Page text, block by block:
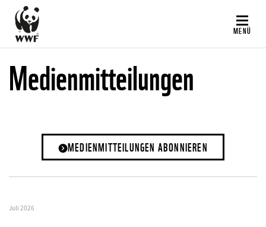
Direkt
zum
Inhalt
MENÜ
Medienmitteilungen
MEDIENMITTEILUNGEN ABONNIEREN
Juli 2026